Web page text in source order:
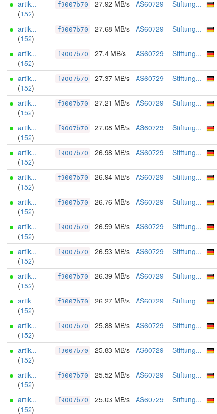
artik...
(152)
f9007b70 27.92 MB/s AS60729 Stiftung...
artik...
(152)
f9007b70 27.68 MB/s AS60729 Stiftung...
artik...
(152)
f9007b70 27.4 MB/s AS60729 Stiftung...
artik...
(152)
f9007b70 27.37 MB/s AS60729 Stiftung...
artik...
(152)
f9007b70 27.21 MB/s AS60729 Stiftung...
artik...
(152)
f9007b70 27.08 MB/s AS60729 Stiftung...
artik...
(152)
f9007b70 26.98 MB/s AS60729 Stiftung...
artik...
(152)
f9007b70 26.94 MB/s AS60729 Stiftung...
artik...
(152)
f9007b70 26.76 MB/s AS60729 Stiftung...
artik...
(152)
f9007b70 26.59 MB/s AS60729 Stiftung...
artik...
(152)
f9007b70 26.53 MB/s AS60729 Stiftung...
artik...
(152)
f9007b70 26.39 MB/s AS60729 Stiftung...
artik...
(152)
f9007b70 26.27 MB/s AS60729 Stiftung...
artik...
(152)
f9007b70 25.88 MB/s AS60729 Stiftung...
artik...
(152)
f9007b70 25.83 MB/s AS60729 Stiftung...
artik...
(152)
f9007b70 25.52 MB/s AS60729 Stiftung...
artik...
(152)
f9007b70 25.03 MB/s AS60729 Stiftung...